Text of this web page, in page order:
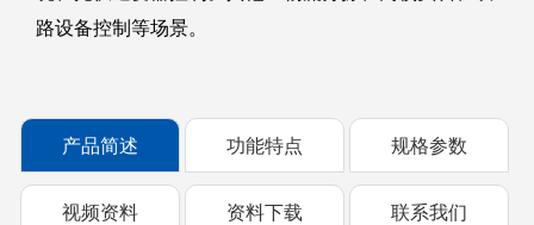
路设备控制等场景。
产品简述 功能特点 规格参数
视频资料 资料下载 联系我们